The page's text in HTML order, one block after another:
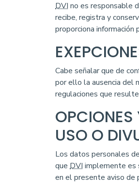
DVI no es responsable
recibe, registra y
proporciona
Cabe señalar que de
por ello la ausencia del
regulaciones que
OPCIONES
USO O
Los datos personales
que DVI implemente es
en el presente aviso de